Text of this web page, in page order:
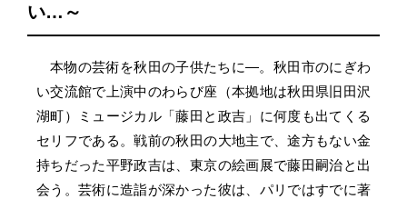
い…～
本物の芸術を秋田の子供たちに―。秋田市のにぎわ
い交流館で上演中のわらび座（本拠地は秋田県旧田沢
湖町）ミュージカル「藤田と政吉」に何度も出てくる
セリフである。戦前の秋田の大地主で、途方もない金
持ちだった平野政吉は、東京の絵画展で藤田嗣治と出
会う。芸術に造詣が深かった彼は、パリではすでに著